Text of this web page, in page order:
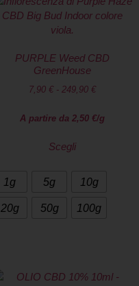
PURPLE Weed CBD
GreenHouse
7,90 € - 249,90 €
A partire da 2,50 €/g
Scegli
1g 5g 10g
20g 50g 100g